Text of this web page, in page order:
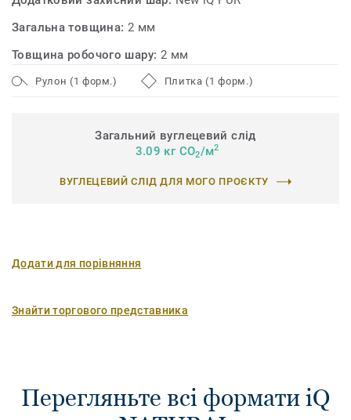
Загальна товщина: 2 мм
Товщина робочого шару: 2 мм
Рулон (1 форм.) Плитка (1 форм.)
Загальний вуглецевий слід
3.09 кг CO2/м2
ВУГЛЕЦЕВИЙ СЛІД ДЛЯ МОГО ПРОЄКТУ
Додати для порівняння
Знайти торгового представника
Перегляньте всі формати iQ